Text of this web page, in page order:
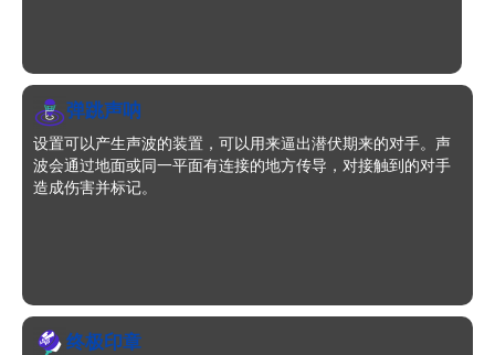
弹跳声呐
设置可以产生声波的装置，可以用来逼出潜伏期来的对手。声
波会通过地面或同一平面有连接的地方传导，对接触到的对手
造成伤害并标记。
终极印章